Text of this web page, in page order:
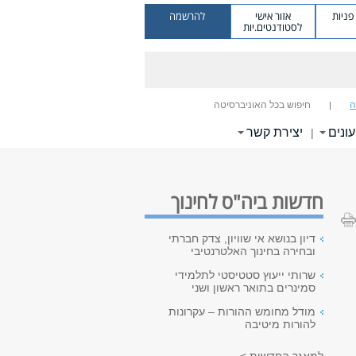
אזור אישי
לסטודנטים.יות
להרשמה
חיפוש בכל האוניברסיטה
| יצירת קשר
חדשות ביה"ס לחינוך
דיון בנושא אי שוויון, צדק חברתי
ובחירה בחינוך האלטרנטיבי
שרותי ייעוץ סטטיסטי לתלמידי
סמינרים בתואר ראשון ושני
מודל מחומש ההורות – עקרונות
להורות מיטיבה